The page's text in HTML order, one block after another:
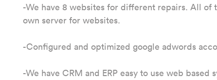
-We have 8 websites for different repairs. All of
own server for websites.
-Configured and optimized google adwords
-We have CRM and ERP easy to use web